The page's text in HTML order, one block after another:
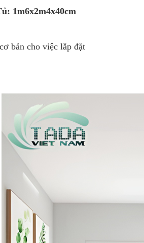
1m6x2m4x40cm
bản cho việc lắp đặt